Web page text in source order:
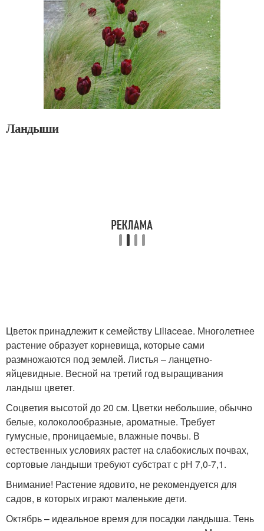
Ландыши
Цветок принадлежит к семейству Liliaceae. Многолетнее
растение образует корневища, которые сами
размножаются под землей. Листья – ланцетно-
яйцевидные. Весной на третий год выращивания
ландыш цветет.
Соцветия высотой до 20 см. Цветки небольшие, обычно
белые, колоколообразные, ароматные. Требует
гумусные, проницаемые, влажные почвы. В
естественных условиях растет на слабокислых почвах,
сортовые ландыши требуют субстрат с рН 7,0-7,1.
Внимание! Растение ядовито, не рекомендуется для
садов, в которых играют маленькие дети.
Октябрь – идеальное время для посадки ландыша. Тень